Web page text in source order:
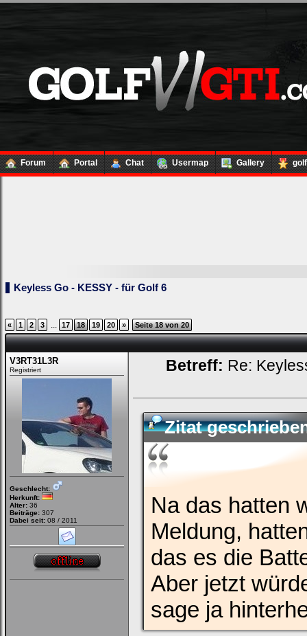
Forum Portal Chat Usermap Gallery
Keyless Go - KESSY - für Golf 6
« 1 2 3 ... 17 18 19 20 » Seite 18 von 20
V3RT31L3R
Registriert
Geschlecht:
Herkunft:
Alter: 36
Beiträge: 307
Dabei seit: 08 / 2011
Betreff: Re:
Zitat
Na das hatten
Meldung,
das es die
Aber jetzt
sage ja